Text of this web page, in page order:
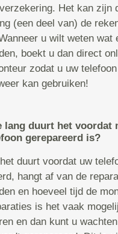
Het kan zijn
(een deel van) de
u wilt weten wat
boekt u dan direct
zodat u uw
kan gebruiken!
lang duurt het voordat
gerepareerd is?
duurt voordat uw
hangt af van de
en hoeveel tijd de
is het vaak
en dan kunt u